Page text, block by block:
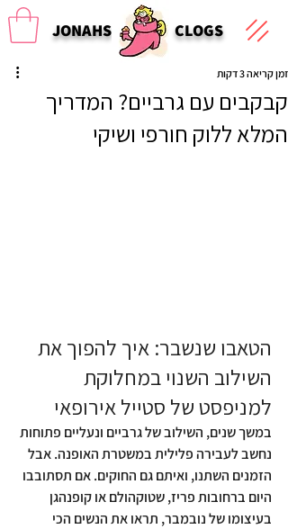
JONAHS CLOGS
קבקבים עם גרביים? המדריך
המלא ללוק חורפי ושיקי
זמן קריאה 3 דקות
הטאבו שנשבר: איך להפוך את
השילוב השנוי במחלוקת
למניפסט של סטייל אירופאי
במשך שנים, השילוב של גרביים ונעליים פתוחות
נחשב לעבירה פלילית במשטרת האופנה. אבל
הזמנים השתנו, ואיתם גם החוקים. אם תסתובבו
היום ברחובות פריז, שטוקהולם או קופנהגן
בעיצומו של נובמבר, תראו את הנשים הכי